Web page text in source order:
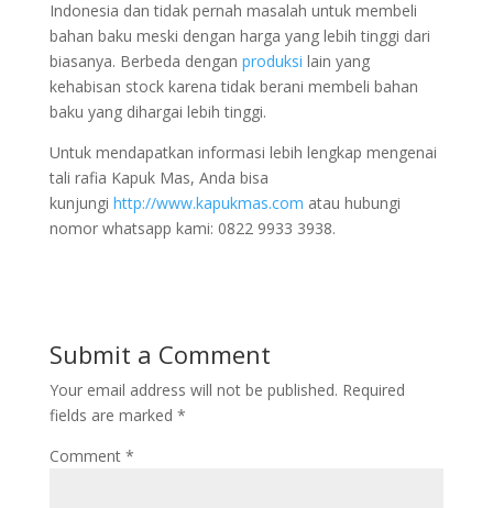
Indonesia dan tidak pernah masalah untuk membeli
bahan baku meski dengan harga yang lebih tinggi dari
biasanya. Berbeda dengan produksi lain yang
kehabisan stock karena tidak berani membeli bahan
baku yang dihargai lebih tinggi.
Untuk mendapatkan informasi lebih lengkap mengenai
tali rafia Kapuk Mas, Anda bisa
kunjungi http://www.kapukmas.com atau hubungi
nomor whatsapp kami: 0822 9933 3938.
Submit a Comment
Your email address will not be published. Required
fields are marked *
Comment *